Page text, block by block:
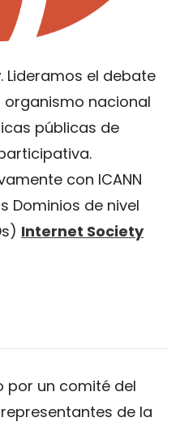
. Lideramos el debate
nacional
públicas de
con ICANN
Dominios de nivel
Internet Society
por un comité del
de la